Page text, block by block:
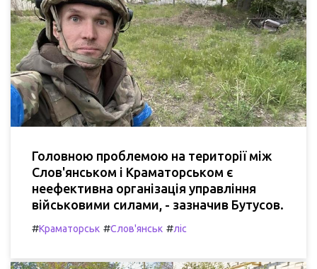
Головною проблемою на території між
Слов'янськом і Краматорськом є
неефективна організація управління
військовими силами, - зазначив Бутусов.
#Краматорськ #Слов'янськ #ліс